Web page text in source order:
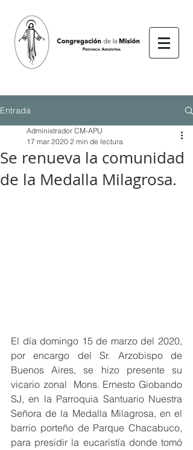
Entrada
Se renueva la comunidad
de la Medalla Milagrosa.
Administrador CM-APU
17 mar 2020 2 min de lectura
El día domingo 15 de marzo del 2020,
por encargo del Sr. Arzobispo de
Buenos Aires, se hizo presente su
vicario zonal  Mons. Ernesto Giobando
SJ, en la Parroquia Santuario Nuestra
Señora de la Medalla Milagrosa, en el
barrio porteño de Parque Chacabuco,
para presidir la eucaristía donde tomó